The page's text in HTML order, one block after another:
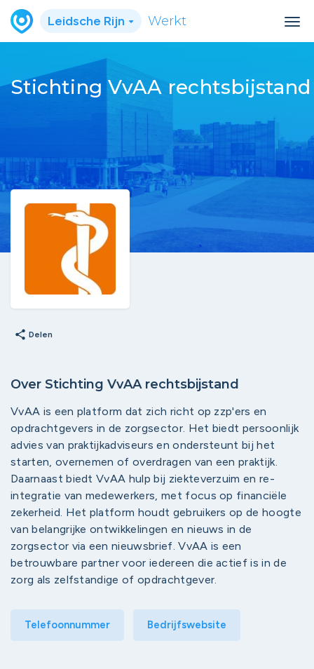
Leidsche Rijn Werkt
Stichting VvAA rechtsbijstand
share Delen
Over Stichting VvAA rechtsbijstand
VvAA is een platform dat zich richt op zzp'ers en
opdrachtgevers in de zorgsector. Het biedt persoonlijk
advies van praktijkadviseurs en ondersteunt bij het
starten, overnemen of overdragen van een praktijk.
Daarnaast biedt VvAA hulp bij ziekteverzuim en re-
integratie van medewerkers, met focus op financiële
zekerheid. Het platform houdt gebruikers op de hoogte
van belangrijke ontwikkelingen en nieuws in de
zorgsector via een nieuwsbrief. VvAA is een
betrouwbare partner voor iedereen die actief is in de
zorg als zelfstandige of opdrachtgever.
Telefoonnummer Bedrijfswebsite